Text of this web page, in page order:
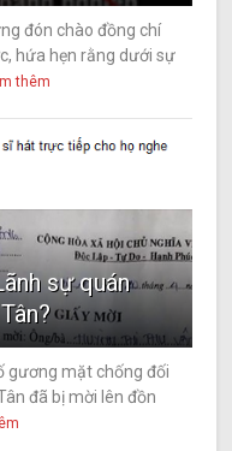
đón chào đồng chí
hứa hẹn rằng dưới sự
thêm
sự quán
gương mặt chống đối
đã bị mời lên đồn